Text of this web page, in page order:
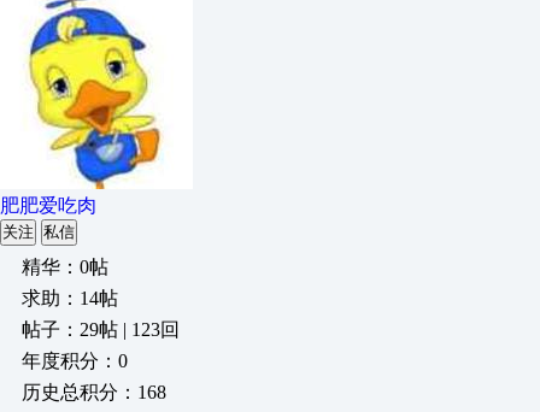
肥肥爱吃肉
关注 私信
精华：0帖
求助：14帖
帖子：29帖 | 123回
年度积分：0
历史总积分：168